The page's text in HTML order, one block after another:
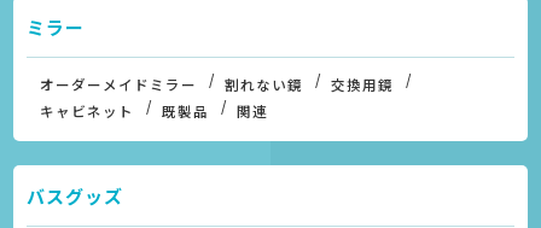
ミラー
オーダーメイドミラー 割れない鏡
交換用鏡
キャビネット
既製品 関連
バスグッズ